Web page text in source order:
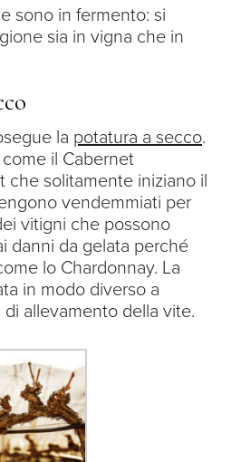
sono in fermento: si
sia in vigna che in
la potatura a secco.
il Cabernet
che solitamente iniziano il
vendemmiati per
vitigni che possono
danni da gelata perché
lo Chardonnay. La
in modo diverso a
allevamento della vite.